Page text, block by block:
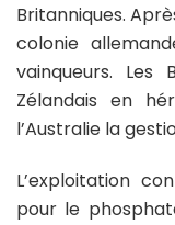
Britanniques.
colonie
vainqueurs. Les
Zélandais en
l’Australie la
L’exploitation
pour le